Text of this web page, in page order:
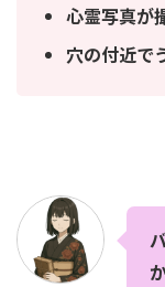
心霊写真が
穴の付近で